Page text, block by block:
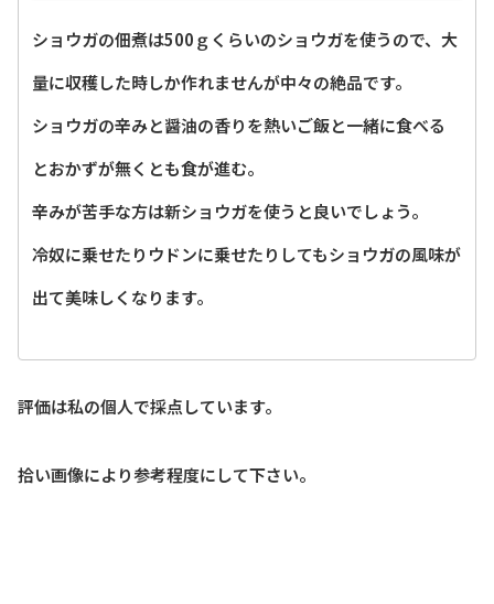
ショウガの佃煮は500ｇくらいのショウガを使うので、大
量に収穫した時しか作れませんが中々の絶品です。
ショウガの辛みと醤油の香りを熱いご飯と一緒に食べる
とおかずが無くとも食が進む。
辛みが苦手な方は新ショウガを使うと良いでしょう。
冷奴に乗せたりウドンに乗せたりしてもショウガの風味が
出て美味しくなります。
評価は私の個人で採点しています。
拾い画像により参考程度にして下さい。